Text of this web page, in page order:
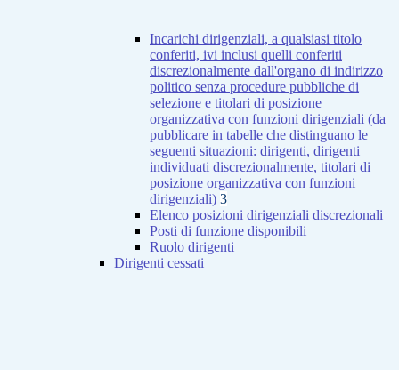
Incarichi dirigenziali, a qualsiasi titolo
conferiti, ivi inclusi quelli conferiti
discrezionalmente dall'organo di indirizzo
politico senza procedure pubbliche di
selezione e titolari di posizione
organizzativa con funzioni dirigenziali (da
pubblicare in tabelle che distinguano le
seguenti situazioni: dirigenti, dirigenti
individuati discrezionalmente, titolari di
posizione organizzativa con funzioni
dirigenziali) 3
Elenco posizioni dirigenziali discrezionali
Posti di funzione disponibili
Ruolo dirigenti
Dirigenti cessati